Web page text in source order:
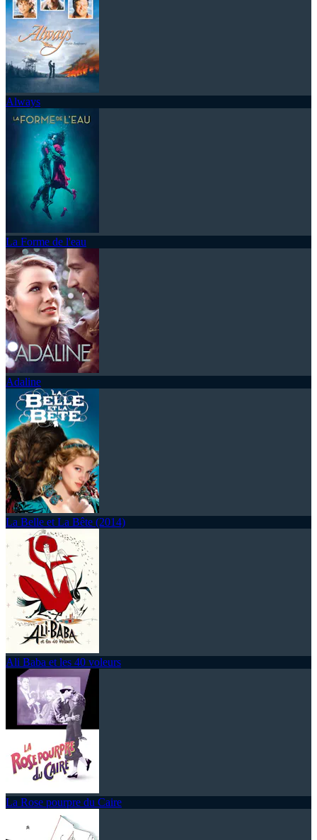
Always
La Forme de l'eau
Adaline
La Belle et La Bête (2014)
Ali Baba et les 40 voleurs
La Rose pourpre du Caire